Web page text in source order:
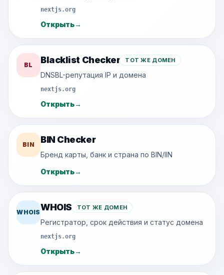
nextjs.org
Открыть→
BL Blacklist Checker ТОТ ЖЕ ДОМЕН
DNSBL-репутация IP и домена
nextjs.org
Открыть→
BIN BIN Checker
Бренд карты, банк и страна по BIN/IIN
Открыть→
WHOISWHOIS ТОТ ЖЕ ДОМЕН
Регистратор, срок действия и статус домена
nextjs.org
Открыть→